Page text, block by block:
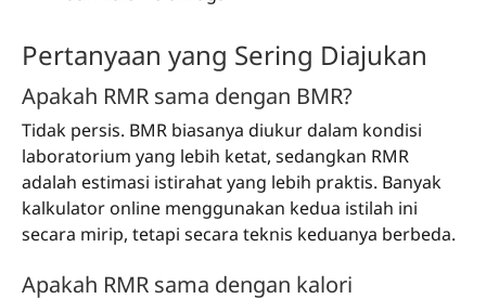
Pertanyaan yang Sering Diajukan
Apakah RMR sama dengan BMR?
Tidak persis. BMR biasanya diukur dalam kondisi
laboratorium yang lebih ketat, sedangkan RMR
adalah estimasi istirahat yang lebih praktis. Banyak
kalkulator online menggunakan kedua istilah ini
secara mirip, tetapi secara teknis keduanya berbeda.
Apakah RMR sama dengan kalori